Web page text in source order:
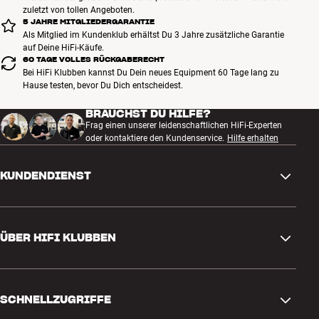
zuletzt von tollen Angeboten.
5 JAHRE MITGLIEDERGARANTIE
Als Mitglied im Kundenklub erhältst Du 3 Jahre zusätzliche Garantie
auf Deine HiFi-Käufe.
60 TAGE VOLLES RÜCKGABERECHT
Bei HiFi Klubben kannst Du Dein neues Equipment 60 Tage lang zu
Hause testen, bevor Du Dich entscheidest.
BRAUCHST DU HILFE?
Frag einen unserer leidenschaftlichen HiFi-Experten
oder kontaktiere den Kundenservice. Hilfe erhalten
KUNDENDIENST
Rückgabe und Reklamation
Bestellung widerrufen
ÜBER HIFI KLUBBEN
SCHNELLZUGRIFFE